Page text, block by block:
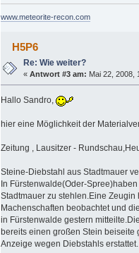
www.meteorite-recon.com
H5P6
Re: Wie weiter?
«Antwort #3 am: Mai 22, 2008,
Hallo Sandro,
hier eine Möglichkeit der
Zeitung , Lausitzer -
Steine-Diebstahl aus Stadtmauer
In Fürstenwalde(Oder-
Stadtmauer zu stehlen.Eine
Machenschaften beobachtet und
in Fürstenwalde gestern
bereits einen großen Stein beiseite
Anzeige wegen Diebstahls erstattet.